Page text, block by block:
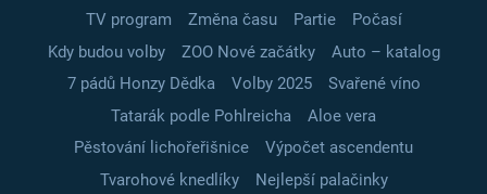
TV program
Změna času Partie
Počasí
Kdy budou volby
ZOO Nové začátky
Auto – katalog
7 pádů Honzy Dědka
Volby 2025
Svařené víno
Tatarák podle Pohlreicha
Aloe vera
Pěstování lichořeřišnice
Výpočet ascendentu
Tvarohové knedlíky
Nejlepší palačinky